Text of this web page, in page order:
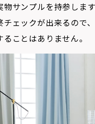
ることはありません。